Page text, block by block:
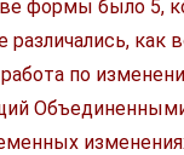
формы было 5,
работа по